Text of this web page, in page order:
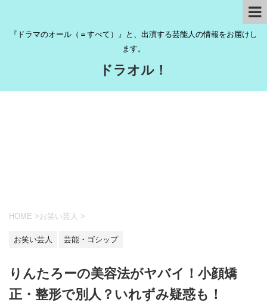
『ドラマのオール（＝すべて）』と、出演する芸能人の情報をお届けし
ます。
ドラオル！
HOME >お笑い芸人 >
お笑い芸人 芸能・ゴシップ
りんたろーの美容法がヤバイ！小顔矯
正・整形で別人？いれずみ疑惑も！